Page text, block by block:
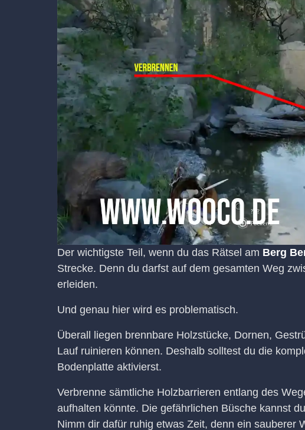
Der wichtigste Teil, wenn du das Rätsel am Berg
Strecke. Denn du darfst auf dem gesamten Weg
erleiden.
Und genau hier wird es problematisch.
Überall liegen brennbare Holzstücke, Dornen,
Lauf ruinieren können. Deshalb solltest du die
Bodenplatte aktivierst.
Verbrenne sämtliche Holzbarrieren entlang des
aufhalten könnte. Die gefährlichen Büsche kannst
Nimm dir dafür ruhig etwas Zeit, denn ein sauberer